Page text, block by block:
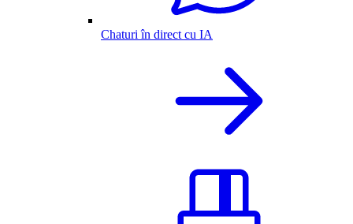
Chaturi în direct cu IA